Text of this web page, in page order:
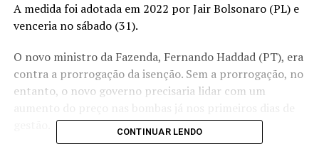
A medida foi adotada em 2022 por Jair Bolsonaro (PL) e
venceria no sábado (31).
O novo ministro da Fazenda, Fernando Haddad (PT), era
contra a prorrogação da isenção. Sem a prorrogação, no
entanto, o novo governo precisaria lidar com um
CONTINUAR LENDO